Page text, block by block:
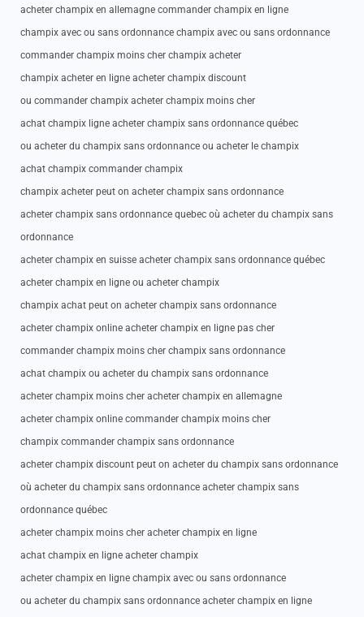
acheter champix en allemagne commander champix en ligne
champix avec ou sans ordonnance champix avec ou sans ordonnance
commander champix moins cher champix acheter
champix acheter en ligne acheter champix discount
ou commander champix acheter champix moins cher
achat champix ligne acheter champix sans ordonnance québec
ou acheter du champix sans ordonnance ou acheter le champix
achat champix commander champix
champix acheter peut on acheter champix sans ordonnance
acheter champix sans ordonnance quebec où acheter du champix sans
ordonnance
acheter champix en suisse acheter champix sans ordonnance québec
acheter champix en ligne ou acheter champix
champix achat peut on acheter champix sans ordonnance
acheter champix online acheter champix en ligne pas cher
commander champix moins cher champix sans ordonnance
achat champix ou acheter du champix sans ordonnance
acheter champix moins cher acheter champix en allemagne
acheter champix online commander champix moins cher
champix commander champix sans ordonnance
acheter champix discount peut on acheter du champix sans ordonnance
où acheter du champix sans ordonnance acheter champix sans
ordonnance québec
acheter champix moins cher acheter champix en ligne
achat champix en ligne acheter champix
acheter champix en ligne champix avec ou sans ordonnance
ou acheter du champix sans ordonnance acheter champix en ligne